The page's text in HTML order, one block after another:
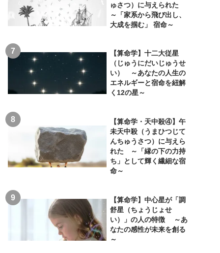
ゅさつ）に与えられた
～「家系から飛び出し、
大成を掴む」 宿命～
【算命学】十二大従星
（じゅうにだいじゅうせ
い） ～あなたの人生の
エネルギーと宿命を紐解
く12の星～
【算命学・天中殺④】午
未天中殺（うまひつじて
んちゅうさつ）に与えら
れた ～「縁の下の力持
ち」として輝く繊細な宿
命～
【算命学】中心星が「調
舒星（ちょうじょせ
い）」の人の特徴 ～あ
なたの感性が未来を創る
～